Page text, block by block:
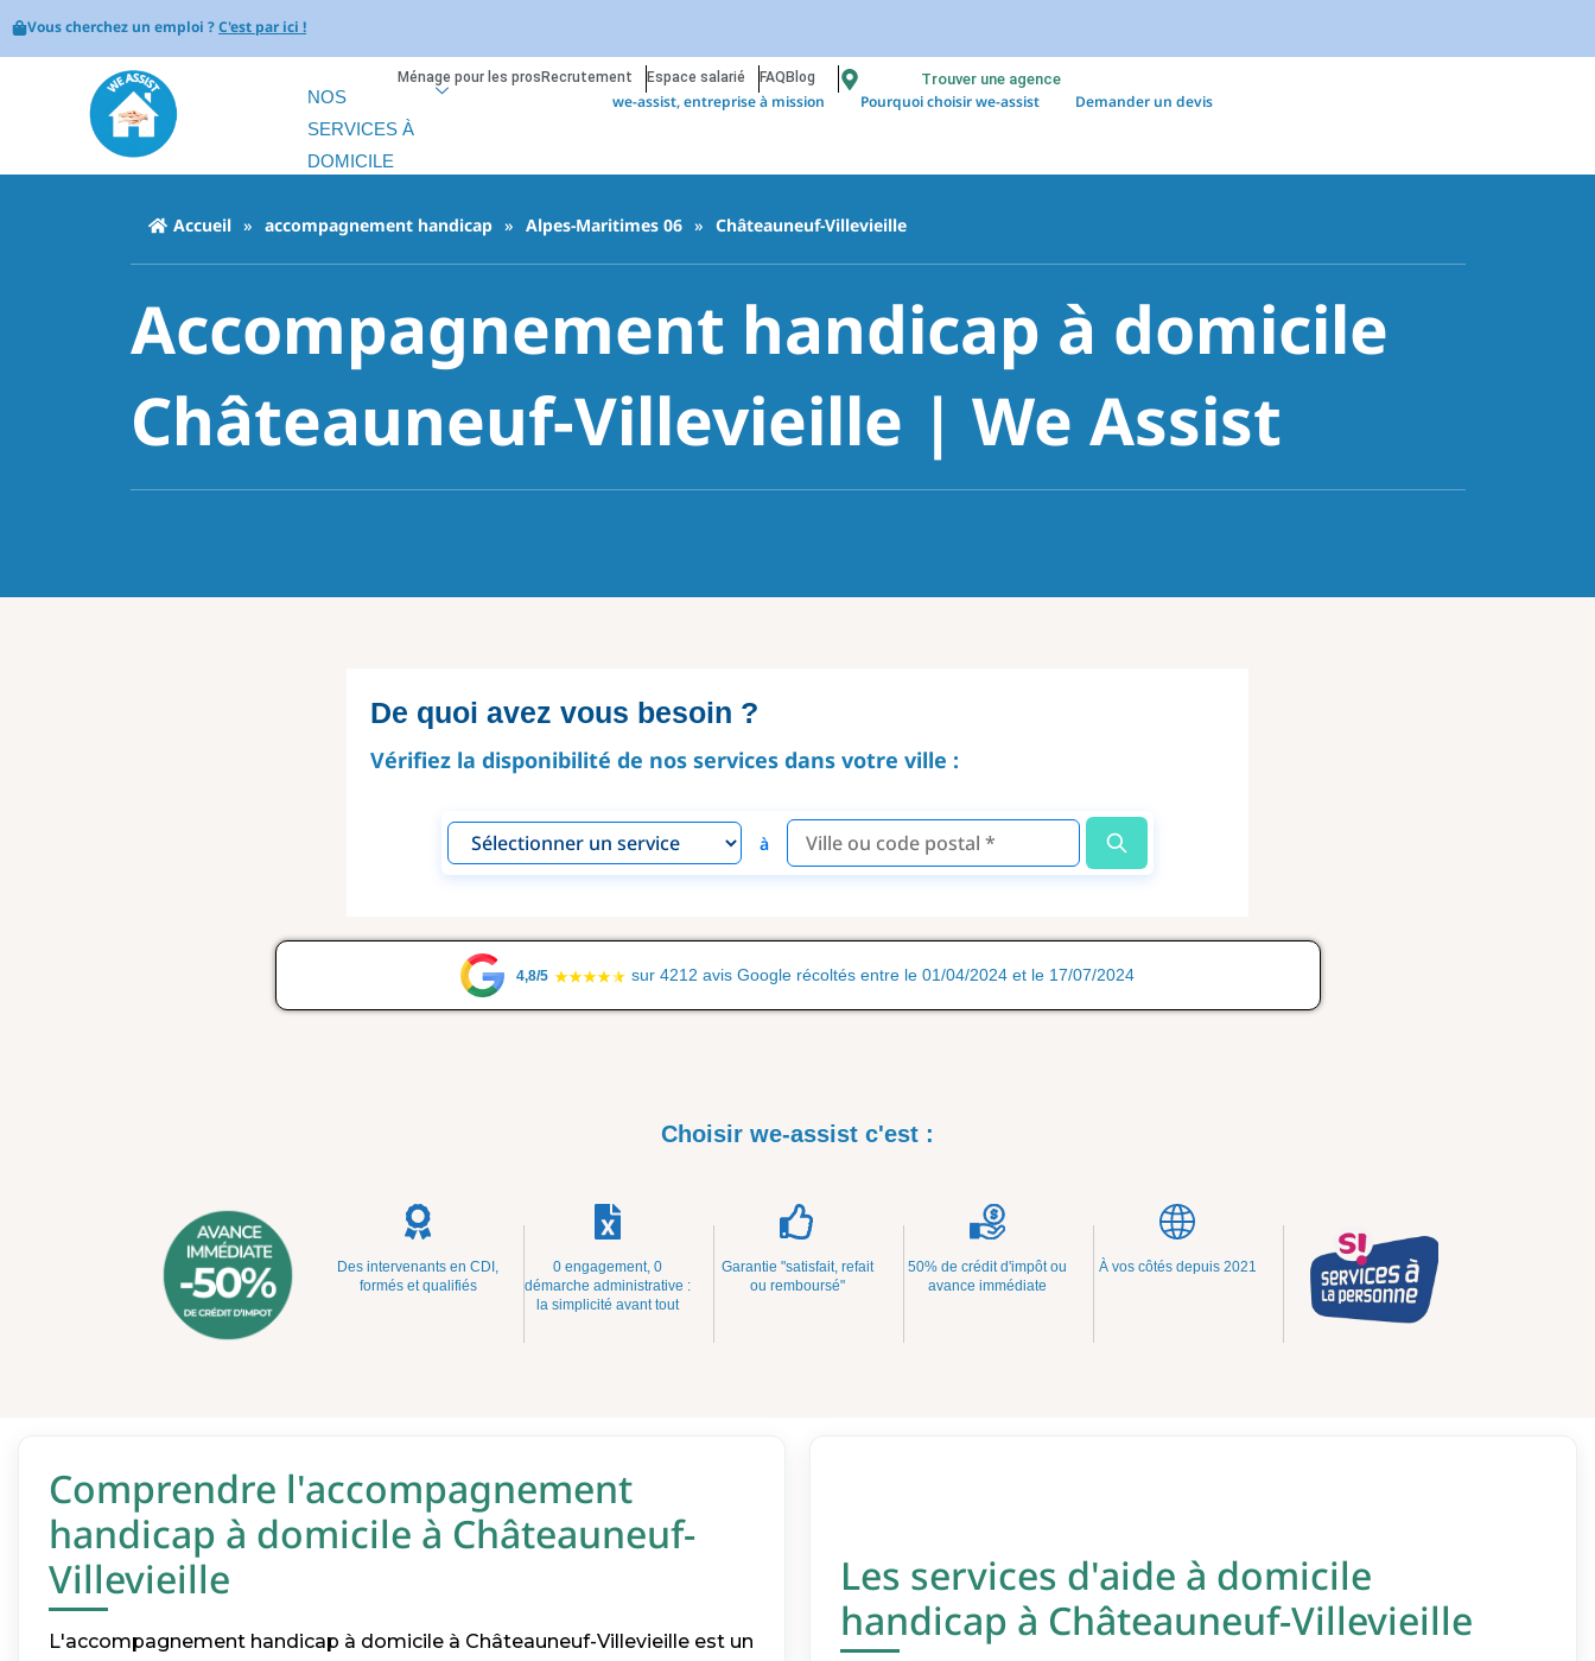
Vous cherchez un emploi ?C'est par ici !
Ménage pour les pros Recrutement Espace salarié FAQ Blog Trouver une agence
NOS
SERVICES À
DOMICILE
we-assist, entreprise à mission Pourquoi choisir we-assist Demander un devis
Accueil » accompagnement handicap » Alpes-Maritimes 06 » Châteauneuf-Villevieille
Accompagnement handicap à domicile
Châteauneuf-Villevieille | We Assist
De quoi avez vous besoin ?
Vérifiez la disponibilité de nos services dans votre ville :
à
4,8/5 sur 4212 avis Google récoltés entre le 01/04/2024 et le 17/07/2024
Choisir we-assist c'est :
Des intervenants en CDI,
formés et qualifiés
0 engagement, 0
démarche administrative :
la simplicité avant tout
Garantie "satisfait, refait
ou remboursé"
50% de crédit d'impôt ou
avance immédiate
À vos côtés depuis 2021
Comprendre l'accompagnement
handicap à domicile à Châteauneuf-
Villevieille
L'accompagnement handicap à domicile à Châteauneuf-Villevieille est un
Les services d'aide à domicile
handicap à Châteauneuf-Villevieille